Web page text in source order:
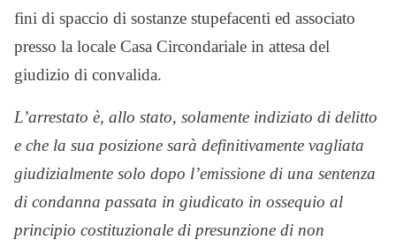
fini di spaccio di sostanze stupefacenti ed associato
presso la locale Casa Circondariale in attesa del
giudizio di convalida.
L’arrestato è, allo stato, solamente indiziato di delitto
e che la sua posizione sarà definitivamente vagliata
giudizialmente solo dopo l’emissione di una sentenza
di condanna passata in giudicato in ossequio al
principio costituzionale di presunzione di non